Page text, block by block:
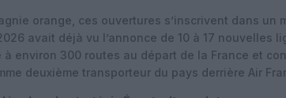
orange, ces ouvertures s’inscrivent dans un
avait déjà vu l’annonce de 10 à 17 nouvelles
à environ 300 routes au départ de la France et
deuxième transporteur du pays derrière Air